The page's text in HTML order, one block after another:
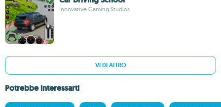
Innovative Gaming Studios
VEDI ALTRO
Potrebbe interessarti